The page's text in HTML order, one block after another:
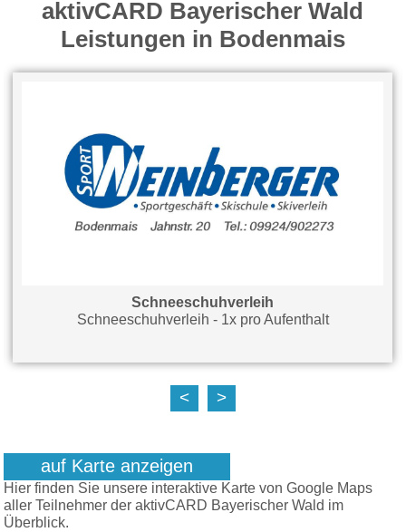
aktivCARD Bayerischer Wald
Leistungen in Bodenmais
Schneeschuhverleih
Schneeschuhverleih - 1x pro Aufenthalt
< >
auf Karte anzeigen
Hier finden Sie unsere interaktive Karte von Google Maps
aller Teilnehmer der aktivCARD Bayerischer Wald im
Überblick.